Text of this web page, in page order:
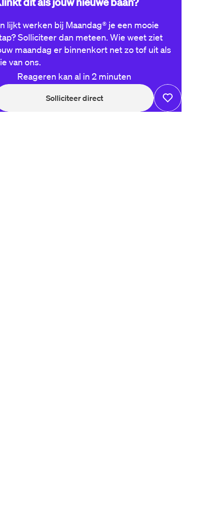
lijkt werken bij Maandag® je een mooie
Solliciteer dan meteen. Wie weet ziet
maandag er binnenkort net zo tof uit als
van ons.
Reageren kan al in 2 minuten
Solliciteer direct